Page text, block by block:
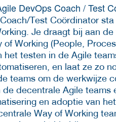
DevOps Coach / Test
Test Coördinator
Je draagt bij aan
of Working (People,
het testen in de Agile
en laat ze zo
teams om de werkwijze
decentrale Agile
en adoptie van
Way of Working